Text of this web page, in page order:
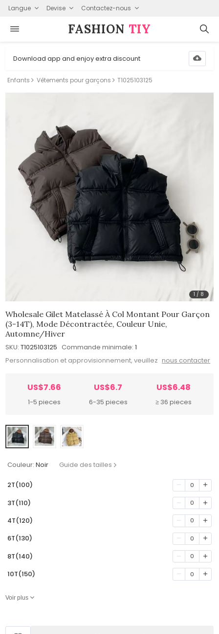
Langue Devise Contactez-nous
FASHION⁠ TIY
Download app and enjoy extra discount
Enfants Vêtements pour garçons T1025103125
1 / 8
Wholesale Gilet Matelassé À Col Montant Pour Garçon
(3-14T), Mode Décontractée, Couleur Unie,
Automne/hiver
SKU: T1025103125 Commande minimale: 1
Personnalisation et approvisionnement, veuillez nous contacter
US$7.66
1-5 pieces
US$6.7
6-35 pieces
US$6.48
≥ 36 pieces
Couleur: Noir Guide des tailles
2T(100) 0
3T(110) 0
4T(120) 0
6T(130) 0
8T(140) 0
10T(150) 0
Voir plus